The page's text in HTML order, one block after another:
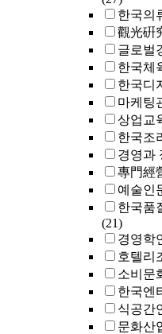
한국의
觀光硏
글로벌
한국체
한국디
마케팅
상업교
한국조
경영과
專門經
예술인
한국품
(21)
경영학
호텔리
소비문
한국엔
식공간
문화산